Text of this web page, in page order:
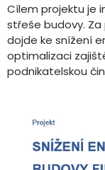
Cílem projektu je
střeše budovy.
dojde ke snížení
optimalizaci
podnikatelskou